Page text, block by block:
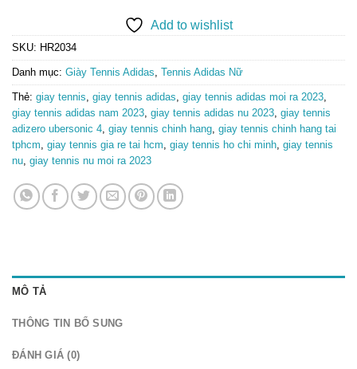
Add to wishlist
SKU: HR2034
Danh mục: Giày Tennis Adidas, Tennis Adidas Nữ
Thẻ: giay tennis, giay tennis adidas, giay tennis adidas moi ra 2023,
giay tennis adidas nam 2023, giay tennis adidas nu 2023, giay tennis
adizero ubersonic 4, giay tennis chinh hang, giay tennis chinh hang tai
tphcm, giay tennis gia re tai hcm, giay tennis ho chi minh, giay tennis
nu, giay tennis nu moi ra 2023
MÔ TẢ
THÔNG TIN BỔ SUNG
ĐÁNH GIÁ (0)